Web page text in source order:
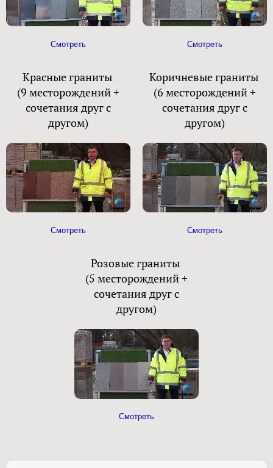
Смотреть Смотреть
Красные граниты
(9 месторождений +
сочетания друг с
другом)
Смотреть
Коричневые граниты
(6 месторождений +
сочетания друг с
другом)
Смотреть
Розовые граниты
(5 месторождений +
сочетания друг с
другом)
Смотреть